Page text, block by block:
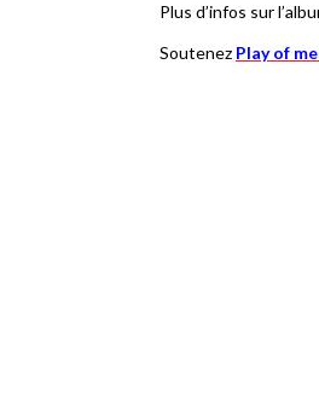
Plus d’infos sur
Soutenez Play of